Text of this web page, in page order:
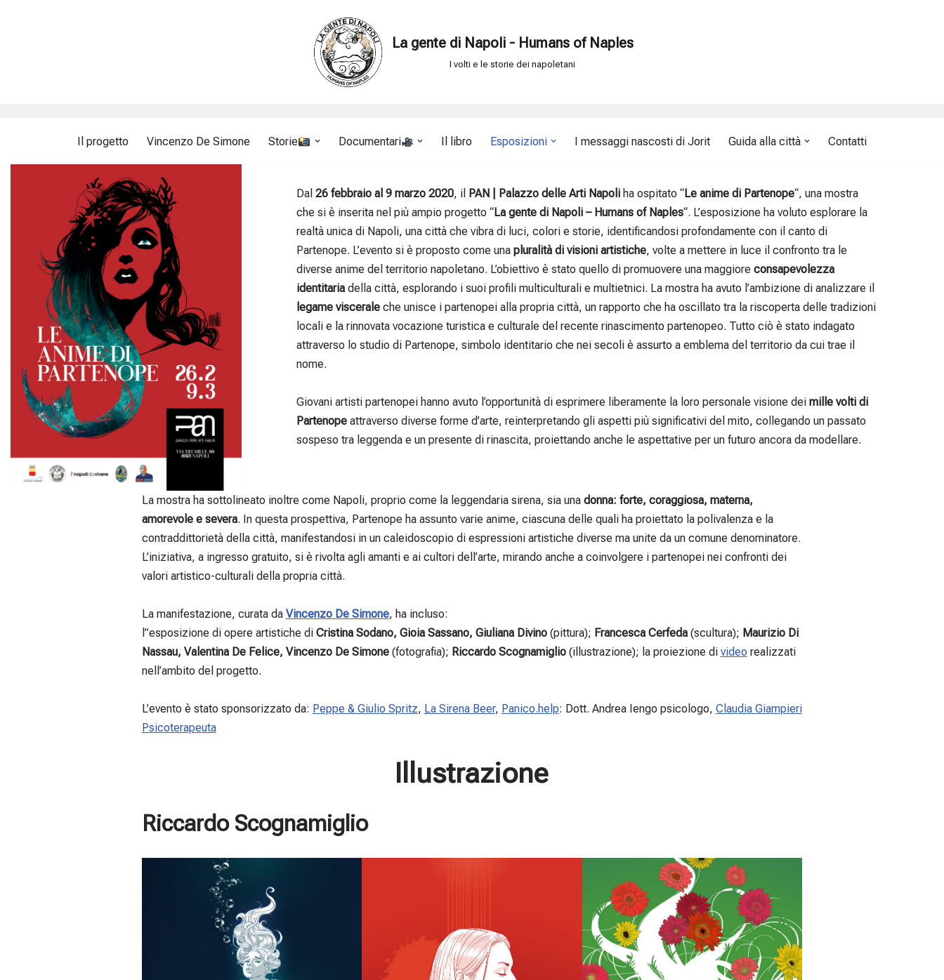
La gente di Napoli - Humans of Naples
I volti e le storie dei napoletani
Il progetto Vincenzo De Simone Storie Documentari Il libro Esposizioni I messaggi nascosti di Jorit Guida alla città Contatti
Dal26 febbraio al 9 marzo 2020, il PAN | Palazzo delle Arti Napoli ha ospitato “Le anime di Partenope“, una mostra
che si è inserita nel più ampio progetto “La gente di Napoli – Humans of Naples“. L’esposizione ha voluto esplorare la
realtà unica di Napoli, una città che vibra di luci, colori e storie, identificandosi profondamente con il canto di
Partenope. L’evento si è proposto come unapluralità di visioni artistiche, volte a mettere in luce il confronto tra le
diverse anime del territorio napoletano. L’obiettivo è stato quello di promuovere una maggioreconsapevolezza
identitaria della città, esplorando i suoi profili multiculturali e multietnici. La mostra ha avuto l’ambizione di analizzare il
legame viscerale che unisce i partenopei alla propria città, un rapporto che ha oscillato tra la riscoperta delle tradizioni
locali e la rinnovata vocazione turistica e culturale del recente rinascimento partenopeo. Tutto ciò è stato indagato
attraverso lo studio di Partenope, simbolo identitario che nei secoli è assurto a emblema del territorio da cui trae il
nome.
Giovani artisti partenopei hanno avuto l’opportunità di esprimere liberamente la loro personale visione deimille volti di
Partenope attraverso diverse forme d’arte, reinterpretando gli aspetti più significativi del mito, collegando un passato
sospeso tra leggenda e un presente di rinascita, proiettando anche le aspettative per un futuro ancora da modellare.
La mostra ha sottolineato inoltre come Napoli, proprio come la leggendaria sirena, sia una donna: forte, coraggiosa, materna,
amorevole e severa. In questa prospettiva, Partenope ha assunto varie anime, ciascuna delle quali ha proiettato la polivalenza e la
contraddittorietà della città, manifestandosi in un caleidoscopio di espressioni artistiche diverse ma unite da un comune denominatore.
L’iniziativa, a ingresso gratuito, si è rivolta agli amanti e ai cultori dell’arte, mirando anche a coinvolgere i partenopei nei confronti dei
valori artistico-culturali della propria città.
La manifestazione, curata da Vincenzo De Simone, ha incluso:
l”esposizione di opere artistiche di Cristina Sodano, Gioia Sassano, Giuliana Divino(pittura); Francesca Cerfeda(scultura); Maurizio Di
Nassau, Valentina De Felice, Vincenzo De Simone(fotografia); Riccardo Scognamiglio(illustrazione); la proiezione di videorealizzati
nell’ambito del progetto.
L’evento è stato sponsorizzato da: Peppe & Giulio Spritz, La Sirena Beer, Panico.help: Dott. Andrea Iengo psicologo, Claudia Giampieri
Psicoterapeuta
Illustrazione
Riccardo Scognamiglio